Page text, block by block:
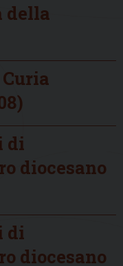
della
di
diocesano
di
diocesano